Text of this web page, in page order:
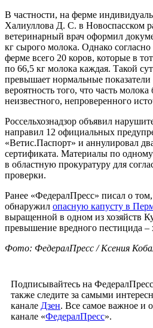
В частности, на ферме
Халиуллова Д. С. в Новоспасском
ветеринарный врач оформил
кг сырого молока. Однако
ферме всего 20 коров, которые в
по 66,5 кг молока каждая. Такой
превышает нормальные
вероятность того, что часть молока
неизвестного, непроверенного
Россельхознадзор объявил
направил 12 официальных
«Ветис.Паспорт» и аннулировал
сертификата. Материалы по
в областную прокуратуру для
проверки.
Ранее «ФедералПресс» писал о том,
обнаружил опасную капусту в
выращенной в одном из хозяйств
превышение вредного пестицида –
Фото: ФедералПресс / Ксения
Подписывайтесь на
также следите за самыми
канале Дзен. Все самое важное и
канале «ФедералПресс».